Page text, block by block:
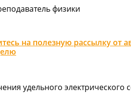
физики
на полезную рассылку от
удельного